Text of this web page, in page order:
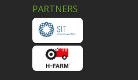
PARTNERS